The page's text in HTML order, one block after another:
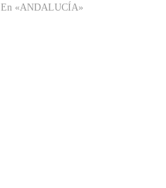
En «ANDALUCÍA»